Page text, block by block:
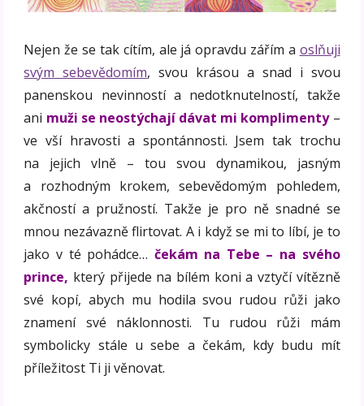
Nejen že se tak cítím, ale já opravdu zářím a oslňuji
svým sebevědomím, svou krásou a snad i svou
panenskou nevinností a nedotknutelností, takže
ani muži se neostýchají dávat mi komplimenty–
ve vší hravosti a spontánnosti. Jsem tak trochu
na jejich vlně – tou svou dynamikou, jasným
a rozhodným krokem, sebevědomým pohledem,
akčností a pružností. Takže je pro ně snadné se
mnou nezávazně flirtovat. A i když se mi to líbí, je to
jako v té pohádce… čekám na Tebe – na svého
prince, který přijede na bílém koni a vztyčí vítězně
své kopí, abych mu hodila svou rudou růži jako
znamení své náklonnosti. Tu rudou růži mám
symbolicky stále u sebe a čekám, kdy budu mít
příležitost Ti ji věnovat.